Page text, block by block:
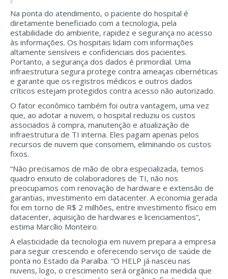
Na ponta do atendimento, o paciente do hospital é
diretamente beneficiado com a tecnologia, pela
estabilidade do ambiente, rapidez e segurança no acesso
às informações. Os hospitais lidam com informações
altamente sensíveis e confidenciais dos pacientes.
Portanto, a segurança dos dados é primordial. Uma
infraestrutura segura protege contra ameaças cibernéticas
e garante que os registros médicos e outros dados
críticos estejam protegidos contra acesso não autorizado.
O fator econômico também foi outra vantagem, uma vez
que, ao adotar a nuvem, o hospital reduziu os custos
associados à compra, manutenção e atualização de
infraestrutura de TI interna. Eles pagam apenas pelos
recursos de nuvem que consomem, eliminando os custos
fixos.
“Não precisamos de mão de obra especializada, temos
quadro enxuto de colaboradores de TI, não nos
preocupamos com renovação de hardware e extensão de
garantias, investimento em datacenter. A economia gerada
foi em torno de R$ 2 milhões, entre investimento físico em
datacenter, aquisição de hardwares e licenciamentos”,
estima Marcílio Monteiro.
A elasticidade da tecnologia em nuvem prepara a empresa
para seguir crescendo e oferecendo serviço de saúde de
ponta no Estado da Paraíba. “O HELP já nasceu nas
nuvens, logo, o crescimento será orgânico na medida que